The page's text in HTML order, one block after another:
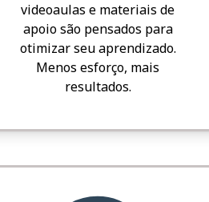
videoaulas e materiais de
apoio são pensados para
otimizar seu aprendizado.
Menos esforço, mais
resultados.